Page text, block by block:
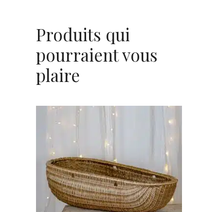
Produits qui
pourraient vous
plaire
AJOUTER AU PANIER